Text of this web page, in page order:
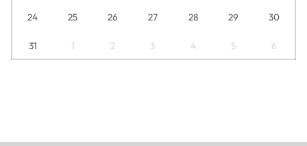
24 25 26 27 28 29 30
31 1 2 3 4 5 6